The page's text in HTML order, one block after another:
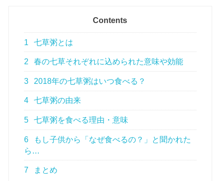
Contents
1 七草粥とは
2 春の七草それぞれに込められた意味や効能
3 2018年の七草粥はいつ食べる？
4 七草粥の由来
5 七草粥を食べる理由・意味
6
もし子供から「なぜ食べるの？」と聞かれた
ら…
7 まとめ